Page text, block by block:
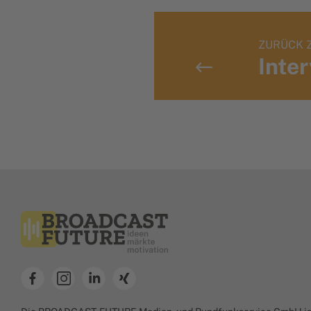
ZURÜCK